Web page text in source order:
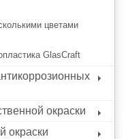
цветами
GlasCraft
окраски
окраски